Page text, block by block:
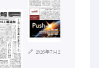
2026年7月21日